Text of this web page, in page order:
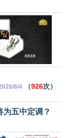
8/4 （926次）
为五中定调？